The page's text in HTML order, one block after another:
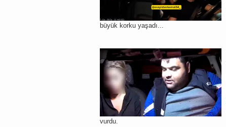
büyük korku yaşadı...
vurdu.